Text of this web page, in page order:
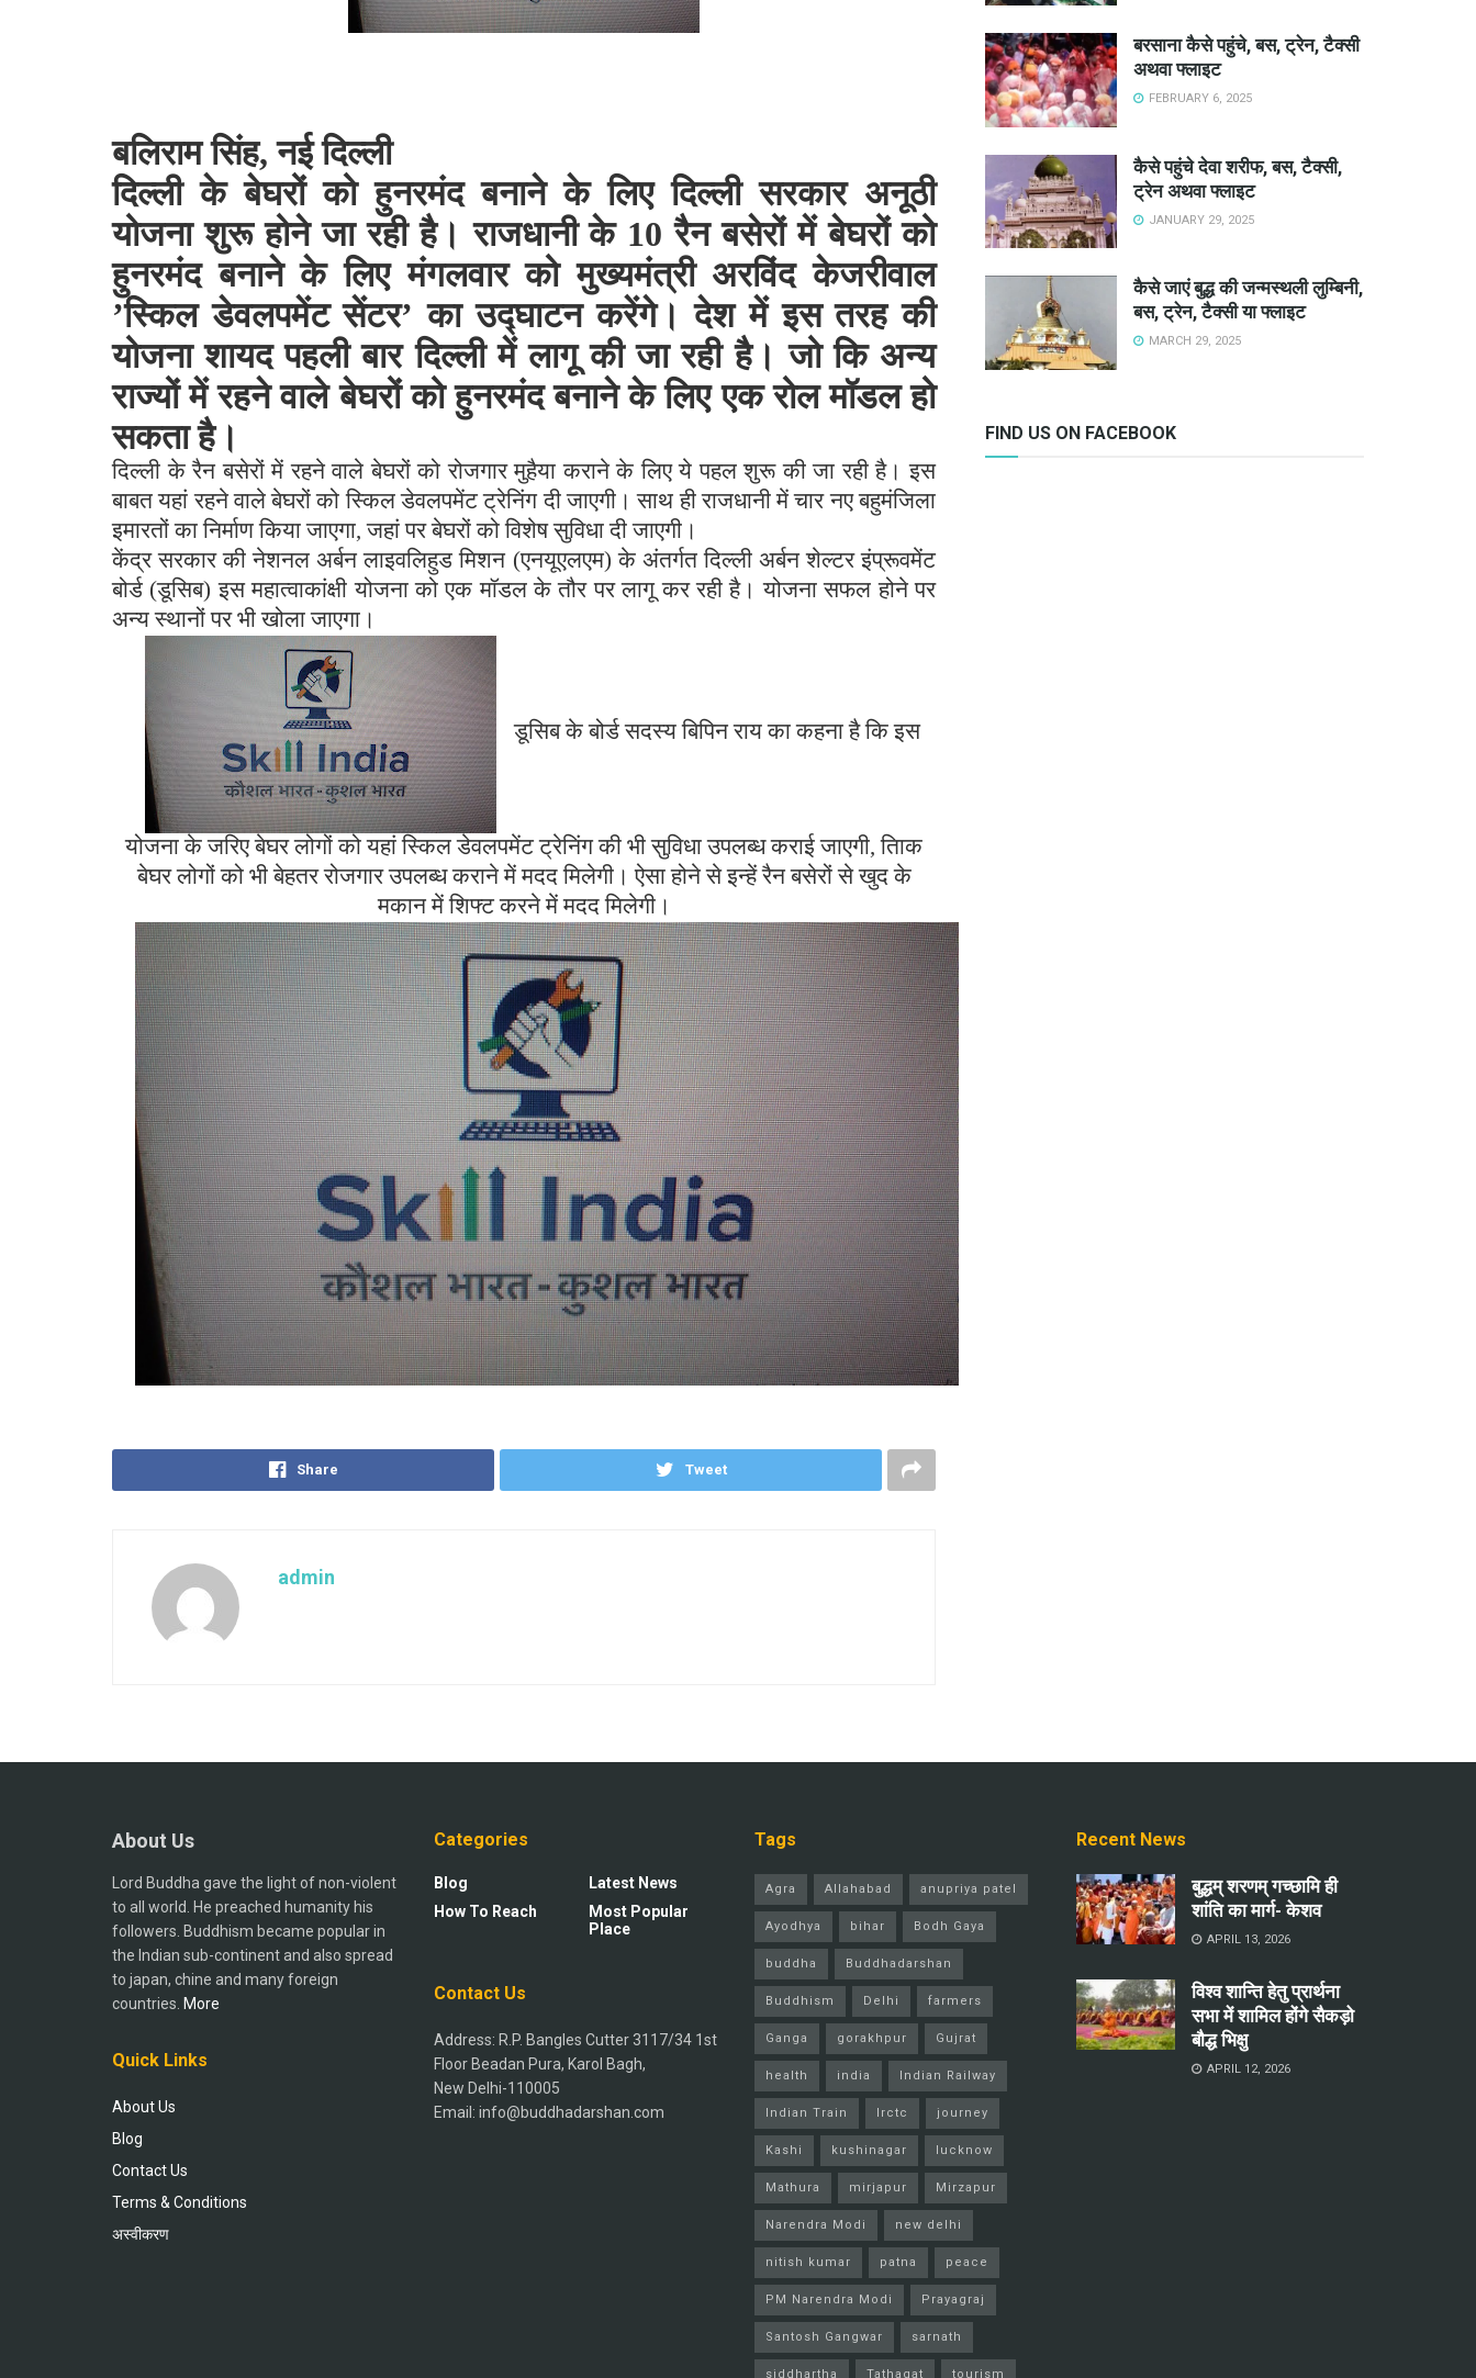
बलिराम सिंह, नई दिल्ली
दिल्ली के बेघरों को हुनरमंद बनाने के लिए दिल्ली सरकार अनूठी
योजना शुरू होने जा रही है। राजधानी के 10 रैन बसेरों में बेघरों को
हुनरमंद बनाने के लिए मंगलवार को मुख्यमंत्री अरविंद केजरीवाल
’स्किल डेवलपमेंट सेंटर’ का उद्घाटन करेंगे। देश में इस तरह की
योजना शायद पहली बार दिल्ली में लागू की जा रही है। जो कि अन्य
राज्यों में रहने वाले बेघरों को हुनरमंद बनाने के लिए एक रोल मॉडल हो
सकता है।
दिल्ली के रैन बसेरों में रहने वाले बेघरों को रोजगार मुहैया कराने के लिए ये पहल शुरू की जा रही है। इस
बाबत यहां रहने वाले बेघरों को स्किल डेवलपमेंट ट्रेनिंग दी जाएगी। साथ ही राजधानी में चार नए बहुमंजिला
इमारतों का निर्माण किया जाएगा, जहां पर बेघरों को विशेष सुविधा दी जाएगी।
केंद्र सरकार की नेशनल अर्बन लाइवलिहुड मिशन (एनयूएलएम) के अंतर्गत दिल्ली अर्बन शेल्टर इंप्रूवमेंट
बोर्ड (डूसिब) इस महात्वाकांक्षी योजना को एक मॉडल के तौर पर लागू कर रही है। योजना सफल होने पर
अन्य स्थानों पर भी खोला जाएगा।
डूसिब के बोर्ड सदस्य बिपिन राय का कहना है कि इस
योजना के जरिए बेघर लोगों को यहां स्किल डेवलपमेंट ट्रेनिंग की भी सुविधा उपलब्ध कराई जाएगी, तािक
बेघर लोगों को भी बेहतर रोजगार उपलब्ध कराने में मदद मिलेगी। ऐसा होने से इन्हें रैन बसेरों से खुद के
मकान में शिफ्ट करने में मदद मिलेगी।
Share Tweet
admin
बरसाना कैसे पहुंचे, बस, ट्रेन, टैक्सी
अथवा फ्लाइट
FEBRUARY 6, 2025
कैसे पहुंचे देवा शरीफ, बस, टैक्सी,
ट्रेन अथवा फ्लाइट
JANUARY 29, 2025
कैसे जाएं बुद्ध की जन्मस्थली लुम्बिनी,
बस, ट्रेन, टैक्सी या फ्लाइट
MARCH 29, 2025
FIND US ON FACEBOOK
About Us
Lord Buddha gave the light of non-violent
to all world. He preached humanity his
followers. Buddhism became popular in
the Indian sub-continent and also spread
to japan, chine and many foreign
countries. More
Quick Links
About Us
Blog
Contact Us
Terms & Conditions
अस्वीकरण
Categories
Blog
How To Reach
Latest News
Most Popular
Place
Contact Us
Address: R.P. Bangles Cutter 3117/34 1st
Floor Beadan Pura, Karol Bagh,
New Delhi-110005
Email: info@buddhadarshan.com
Tags
Agra Allahabad anupriya patel
Ayodhya bihar Bodh Gaya
buddha Buddhadarshan
Buddhism Delhi farmers
Ganga gorakhpur Gujrat
health india Indian Railway
Indian Train Irctc journey
Kashi kushinagar lucknow
Mathura mirjapur Mirzapur
Narendra Modi new delhi
nitish kumar patna peace
PM Narendra Modi Prayagraj
Santosh Gangwar sarnath
siddhartha Tathagat tourism
Recent News
बुद्धम् शरणम् गच्छामि ही
शांति का मार्ग- केशव
APRIL 13, 2026
विश्व शान्ति हेतु प्रार्थना
सभा में शामिल होंगे सैकड़ो
बौद्ध भिक्षु
APRIL 12, 2026